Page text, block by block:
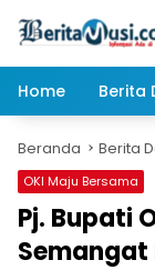
Home
Berita
Beranda Berita
OKI Maju Bersama
Pj. Bupati
Semangat